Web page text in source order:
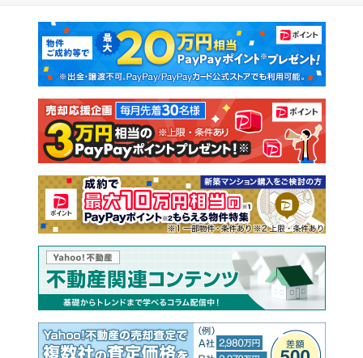
新築マンション 中古マンション
新築一戸建て 中古一戸建て
注文住宅 土地
売却査定
マンションカタログ 教えて！住まいの先生